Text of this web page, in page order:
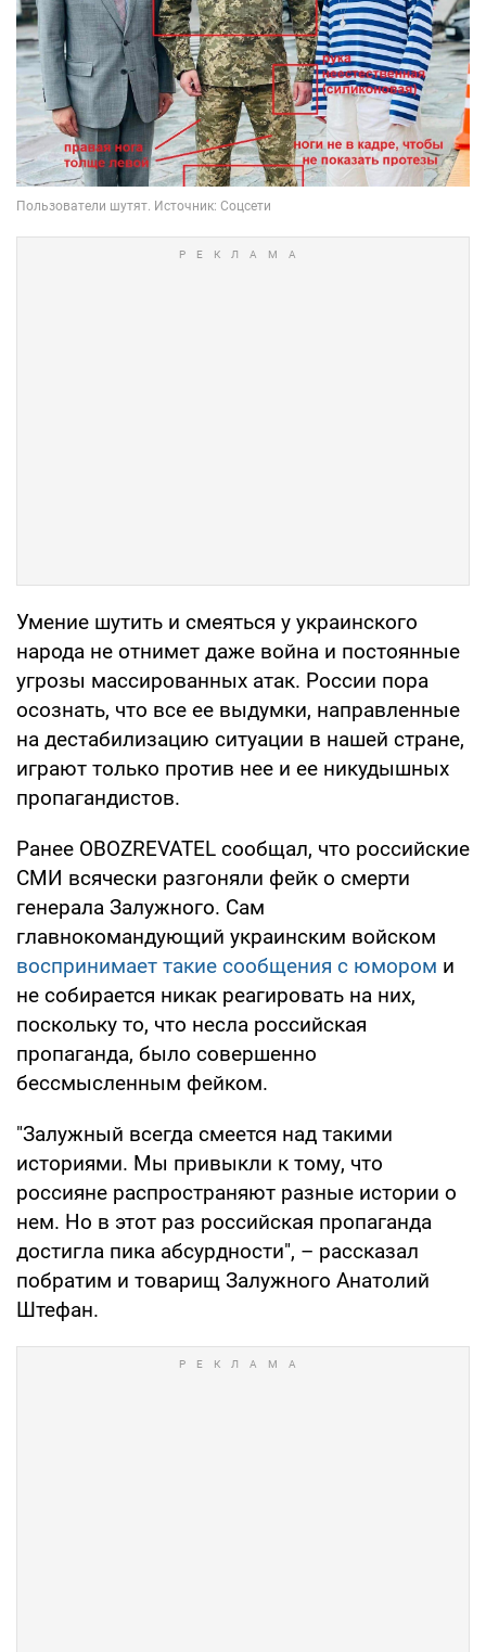
Умение шутить и смеяться у украинского
народа не отнимет даже война и постоянные
угрозы массированных атак. России пора
осознать, что все ее выдумки, направленные
на дестабилизацию ситуации в нашей стране,
играют только против нее и ее никудышных
пропагандистов.
Ранее OBOZREVATEL сообщал, что российские
СМИ всячески разгоняли фейк о смерти
генерала Залужного. Сам
главнокомандующий украинским войском
воспринимает такие сообщения с юмором и
не собирается никак реагировать на них,
поскольку то, что несла российская
пропаганда, было совершенно
бессмысленным фейком.
"Залужный всегда смеется над такими
историями. Мы привыкли к тому, что
россияне распространяют разные истории о
нем. Но в этот раз российская пропаганда
достигла пика абсурдности", – рассказал
побратим и товарищ Залужного Анатолий
Штефан.